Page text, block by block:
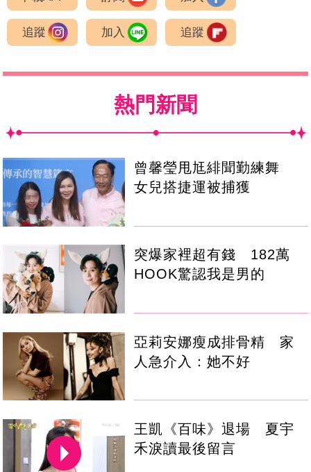
追蹤 加入 追蹤
熱門新聞
曾馨瑩甩尪緋聞勤練舞
女兒搭捷運被捕獲
突爆家裡超有錢 182萬
HOOK驚認我是男的
亞莉安娜瘦成排骨精 家
人急介入：她不好
王凱《百味》退場 夏宇
禾淚讀最後留言